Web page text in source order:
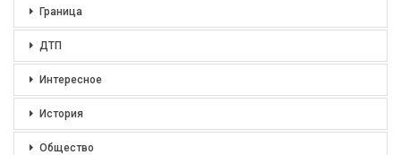
Граница
ДТП
Интересное
История
Общество